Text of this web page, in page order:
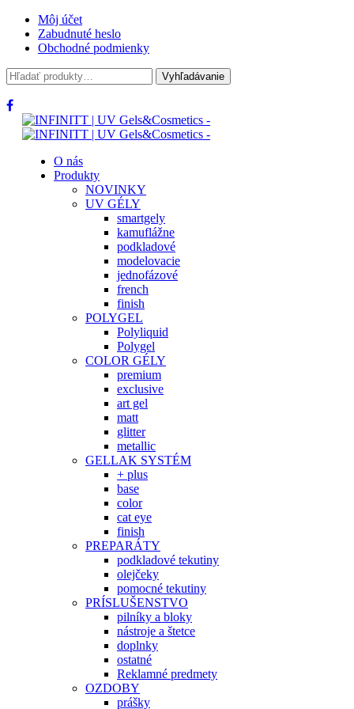
Môj účet
Zabudnuté heslo
Obchodné podmienky
Hľadať:
Vyhľadávanie
O nás
Produkty
NOVINKY
UV GÉLY
smartgely
kamuflážne
podkladové
modelovacie
jednofázové
french
finish
POLYGEL
Polyliquid
Polygel
COLOR GÉLY
premium
exclusive
art gel
matt
glitter
metallic
GELLAK SYSTÉM
+ plus
base
color
cat eye
finish
PREPARÁTY
podkladové tekutiny
olejčeky
pomocné tekutiny
PRÍSLUŠENSTVO
pilníky a bloky
nástroje a štetce
doplnky
ostatné
Reklamné predmety
OZDOBY
prášky